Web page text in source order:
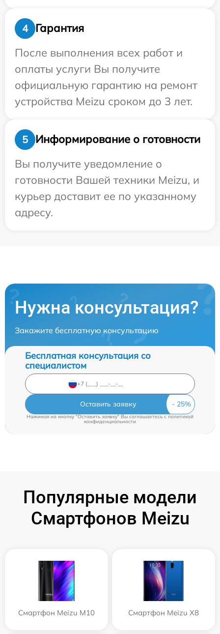
4
Гарантия
После выполнения всех работ и
оплаты услуги Вы получите
официальную гарантию на ремонт
устройства Meizu сроком до 3 лет.
5
Информирование о готовности
Вы получите уведомление о
готовности Вашей техники Meizu, и
курьер доставит ее по указанному
адресу.
Нужна консультация?
Закажите бесплатную консультацию
Бесплатная консультация со
специалистом
Оставить заявку
Нажимая на кнопку "Оставить заявку" Вы соглашаетесь cполитикой
конфиденциальности
Популярные модели
Смартфонов Meizu
Смартфон Meizu M10 Смартфон Meizu X8